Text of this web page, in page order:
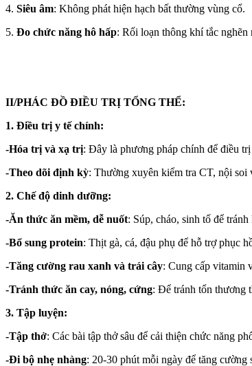
4. Siêu âm: Không phát hiện hạch bất thường vùng cổ.
5. Đo chức năng hô hấp: Rối loạn thông khí tắc
II/PHÁC ĐỒ ĐIỀU TRỊ TỔNG THỂ:
1. Điều trị y tế chính:
-Hóa trị và xạ trị: Đây là phương pháp chính để điều
-Theo dõi định kỳ: Thường xuyên kiểm tra CT, nội soi
2. Chế độ dinh dưỡng:
-Ăn thức ăn mềm, dễ nuốt: Súp, cháo, sinh tố để
-Bổ sung protein: Thịt gà, cá, đậu phụ để hỗ trợ phục
-Tăng cường rau xanh và trái cây: Cung cấp vitamin
-Tránh thức ăn cay, nóng, cứng: Để tránh tổn thương
3. Tập luyện:
-Tập thở: Các bài tập thở sâu để cải thiện chức năng
-Đi bộ nhẹ nhàng: 20-30 phút mỗi ngày để tăng cường